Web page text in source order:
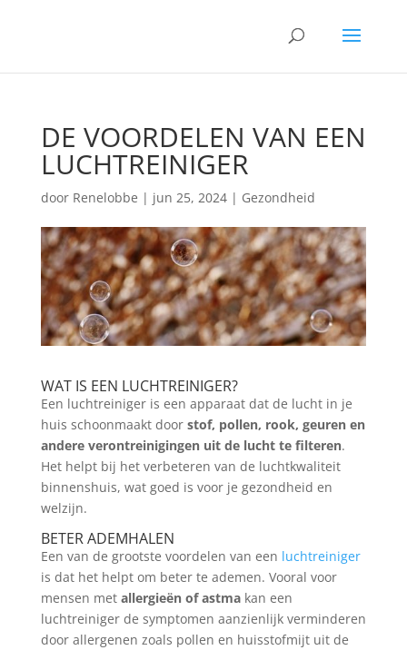
DE VOORDELEN VAN EEN
LUCHTREINIGER
door Renelobbe | jun 25, 2024| Gezondheid
WAT IS EEN LUCHTREINIGER?
Een luchtreiniger is een apparaat dat de lucht in je
huis schoonmaakt door stof, pollen, rook, geuren en
andere verontreinigingen uit de lucht te filteren.
Het helpt bij het verbeteren van de luchtkwaliteit
binnenshuis, wat goed is voor je gezondheid en
welzijn.
BETER ADEMHALEN
Een van de grootste voordelen van een luchtreiniger
is dat het helpt om beter te ademen. Vooral voor
mensen met allergieën of astmakan een
luchtreiniger de symptomen aanzienlijk verminderen
door allergenen zoals pollen en huisstofmijt uit de